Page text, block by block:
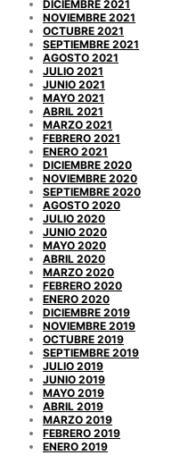
DICIEMBRE 2021
NOVIEMBRE 2021
OCTUBRE 2021
SEPTIEMBRE 2021
AGOSTO 2021
JULIO 2021
JUNIO 2021
MAYO 2021
ABRIL 2021
MARZO 2021
FEBRERO 2021
ENERO 2021
DICIEMBRE 2020
NOVIEMBRE 2020
SEPTIEMBRE 2020
AGOSTO 2020
JULIO 2020
JUNIO 2020
MAYO 2020
ABRIL 2020
MARZO 2020
FEBRERO 2020
ENERO 2020
DICIEMBRE 2019
NOVIEMBRE 2019
OCTUBRE 2019
SEPTIEMBRE 2019
JULIO 2019
JUNIO 2019
MAYO 2019
ABRIL 2019
MARZO 2019
FEBRERO 2019
ENERO 2019